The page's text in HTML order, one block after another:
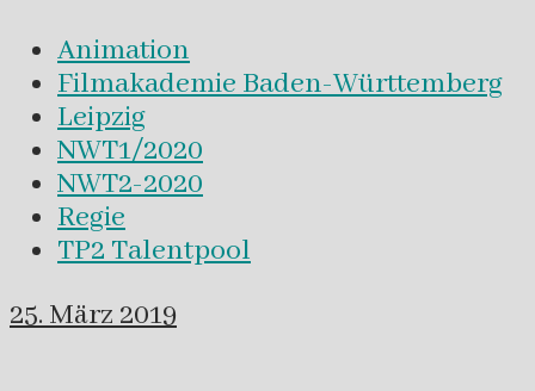
Animation
Filmakademie Baden-Württemberg
Leipzig
NWT1/2020
NWT2-2020
Regie
TP2 Talentpool
25. März 2019